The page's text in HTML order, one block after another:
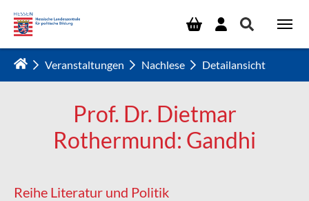
Zum Hauptinhalt springen
Veranstaltungen Nachlese Detailansicht
Prof. Dr. Dietmar
Rothermund: Gandhi
Reihe Literatur und Politik